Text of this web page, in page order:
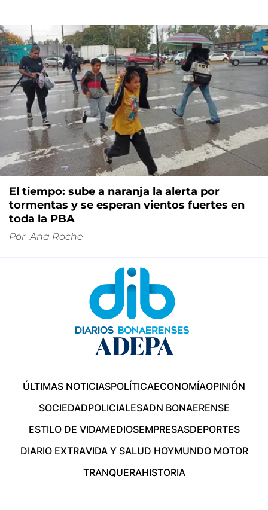
El tiempo: sube a naranja la alerta por
tormentas y se esperan vientos fuertes en
toda la PBA
Por Ana Roche
ÚLTIMAS NOTICIASPOLÍTICAECONOMÍAOPINIÓN
SOCIEDADPOLICIALESADN BONAERENSE
ESTILO DE VIDAMEDIOSEMPRESASDEPORTES
DIARIO EXTRAVIDA Y SALUD HOYMUNDO MOTOR
TRANQUERAHISTORIA